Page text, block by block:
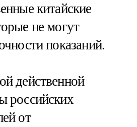
китайские
не могут
показаний.
действенной
российских
от